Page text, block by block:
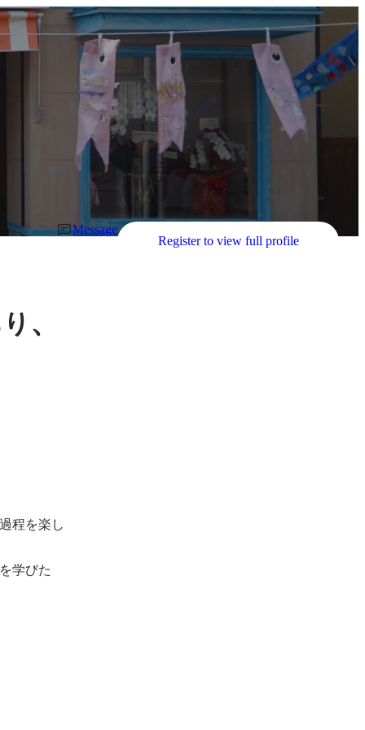
Message
Register to view full profile
、
程を楽し
学びた